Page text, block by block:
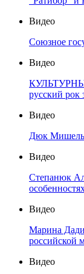
Видео
Союзное
Видео
русский рок
Видео
Дюк Мишель
Видео
Степанюк
Видео
Марина
российской
Видео